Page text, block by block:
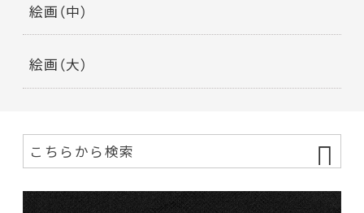
絵画（中）
絵画（大）